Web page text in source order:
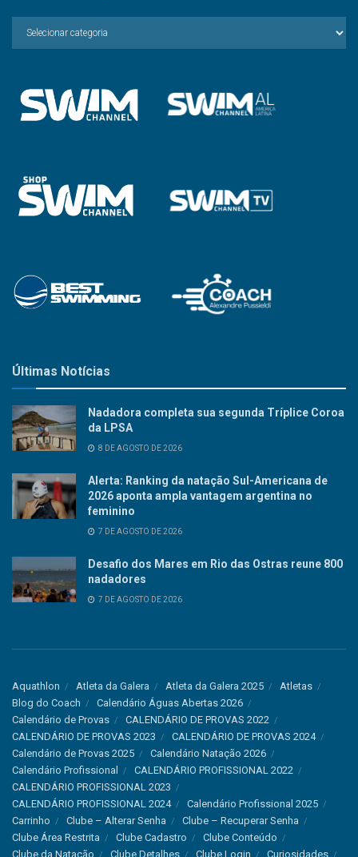
Últimas Notícias
Nadadora completa sua segunda Tríplice Coroa
da LPSA
8 DE AGOSTO DE 2026
Alerta: Ranking da natação Sul-Americana de
2026 aponta ampla vantagem argentina no
feminino
7 DE AGOSTO DE 2026
Desafio dos Mares em Rio das Ostras reune 800
nadadores
7 DE AGOSTO DE 2026
Aquathlon Atleta da Galera Atleta da Galera 2025
Atletas
Blog do Coach
Calendário Águas Abertas 2026
Calendário de Provas
CALENDÁRIO DE PROVAS 2022
CALENDÁRIO DE PROVAS 2023
CALENDÁRIO DE PROVAS 2024
Calendário de Provas 2025
Calendário Natação 2026
Calendário Profissional
CALENDÁRIO PROFISSIONAL 2022
CALENDÁRIO PROFISSIONAL 2023
CALENDÁRIO PROFISSIONAL 2024
Calendário Profissional 2025
Carrinho
Clube – Alterar Senha
Clube – Recuperar Senha
Clube Área Restrita
Clube Cadastro
Clube Conteúdo
Clube da Natação
Clube Detalhes Clube Login Curiosidades